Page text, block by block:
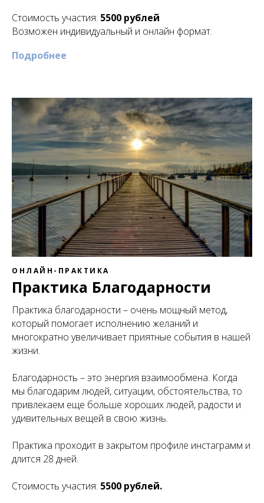
Стоимость участия: 5500 рублей
Возможен индивидуальный и онлайн формат.
Подробнее
ОНЛАЙН-ПРАКТИКА
Практика Благодарности
Практика благодарности – очень мощный метод,
который помогает исполнению желаний и
многократно увеличивает приятные события в нашей
жизни.
Благодарность – это энергия взаимообмена. Когда
мы благодарим людей, ситуации, обстоятельства, то
привлекаем еще больше хороших людей, радости и
удивительных вещей в свою жизнь.
Практика проходит в закрытом профиле инстаграмм и
длится 28 дней.
Стоимость участия: 5500 рублей.